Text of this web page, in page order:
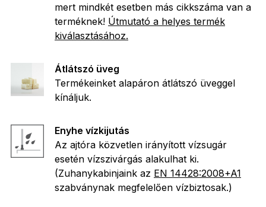
mert mindkét esetben más cikkszáma van a
terméknek! Útmutató a helyes termék
kiválasztásához.
Átlátszó üveg
Termékeinket alapáron átlátszó üveggel
kínáljuk.
Enyhe vízkijutás
Az ajtóra közvetlen irányított vízsugár
esetén vízszivárgás alakulhat ki.
(Zuhanykabinjaink az EN 14428:2008+A1
szabványnak megfelelően vízbiztosak.)